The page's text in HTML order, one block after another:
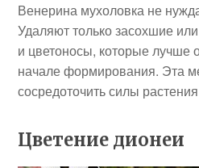
Венерина мухоловка не
Удаляют только засохшие
и цветоносы, которые лучше
начале формирования. Эта
сосредоточить силы
Цветение дионеи